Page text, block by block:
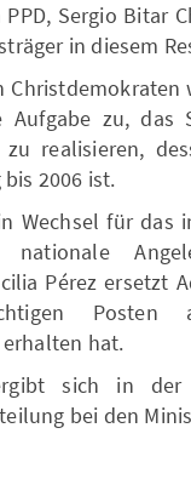
Sergio Bitar
in diesem
zu, das
zu realisieren,
2006 ist.
Wechsel für das
Pérez ersetzt
Posten
hat.
sich in
bei den